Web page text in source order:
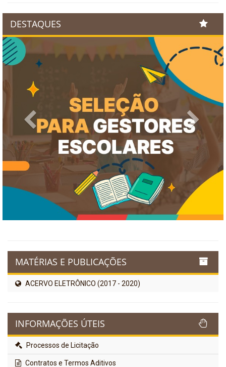
DESTAQUES
Previous Next
MATÉRIAS E PUBLICAÇÕES
ACERVO ELETRÔNICO (2017 - 2020)
INFORMAÇÕES ÚTEIS
Processos de Licitação
Contratos e Termos Aditivos